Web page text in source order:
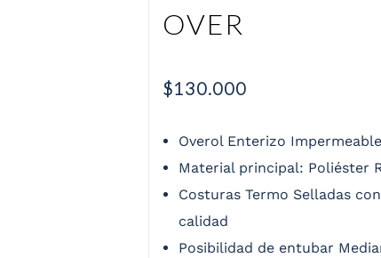
OVER
$130.000
Overol Enterizo Impermeable
Material principal: Poliéster
Costuras Termo Selladas
calidad
Posibilidad de entubar